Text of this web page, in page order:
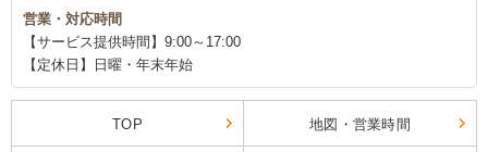
営業・対応時間
【サービス提供時間】9:00～17:00
【定休日】日曜・年末年始
TOP 地図・営業時間